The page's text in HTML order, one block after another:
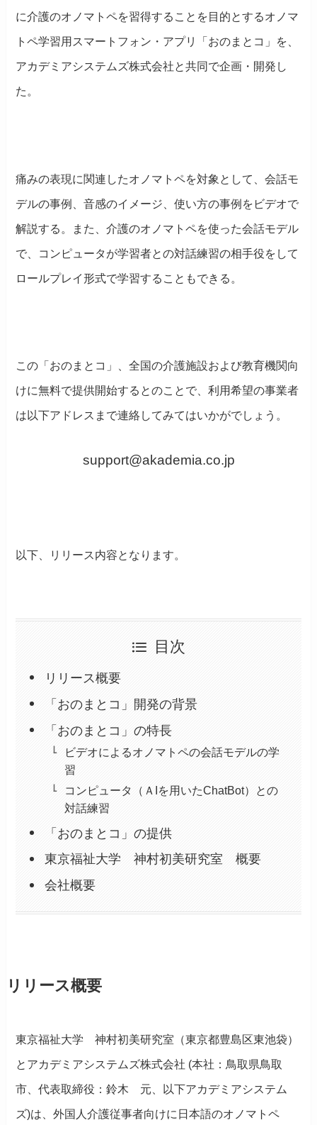
に介護のオノマトペを習得することを目的とするオノマ
トペ学習用スマートフォン・アプリ「おのまとコ」を、
アカデミアシステムズ株式会社と共同で企画・開発し
た。
痛みの表現に関連したオノマトペを対象として、会話モ
デルの事例、音感のイメージ、使い方の事例をビデオで
解説する。また、介護のオノマトペを使った会話モデル
で、コンピュータが学習者との対話練習の相手役をして
ロールプレイ形式で学習することもできる。
この「おのまとコ」、全国の介護施設および教育機関向
けに無料で提供開始するとのことで、利用希望の事業者
は以下アドレスまで連絡してみてはいかがでしょう。
support@akademia.co.jp
以下、リリース内容となります。
目次
リリース概要
「おのまとコ」開発の背景
「おのまとコ」の特長
ビデオによるオノマトペの会話モデルの学
習
コンピュータ（ＡIを用いたChatBot）との
対話練習
「おのまとコ」の提供
東京福祉大学 神村初美研究室 概要
会社概要
リリース概要
東京福祉大学 神村初美研究室（東京都豊島区東池袋）
とアカデミアシステムズ株式会社 (本社：鳥取県鳥取
市、代表取締役：鈴木 元、以下アカデミアシステム
ズ)は、外国人介護従事者向けに日本語のオノマトペ